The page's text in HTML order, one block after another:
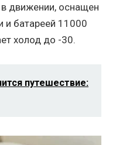
движении, оснащен
и батареей 11000
холод до -30.
путешествие: